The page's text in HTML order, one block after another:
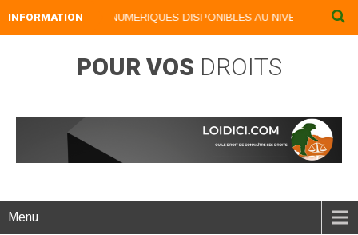
INFORMATION
NOS LIVRES NUMERIQUES DISPONIBLES AU NIVEAU DU
POUR VOS DROITS
Menu